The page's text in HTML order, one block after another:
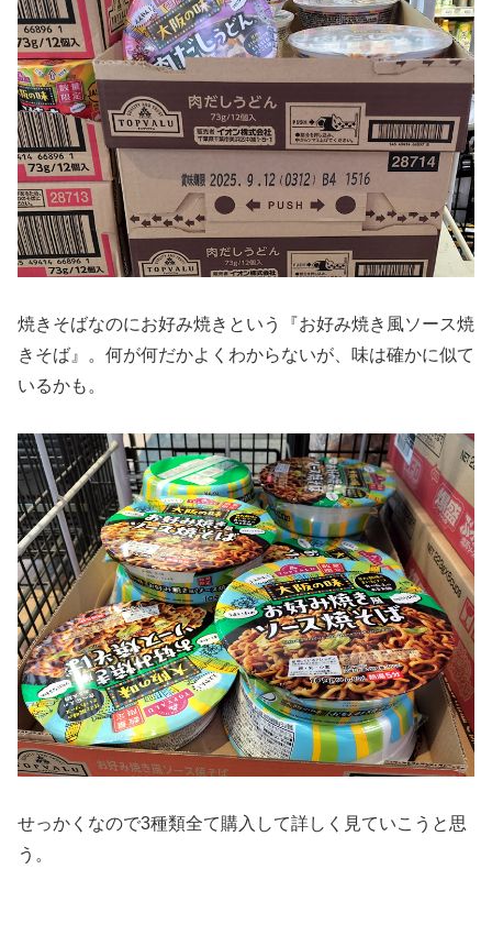
焼きそばなのにお好み焼きという『お好み焼き風ソース焼
きそば』。何が何だかよくわからないが、味は確かに似て
いるかも。
せっかくなので3種類全て購入して詳しく見ていこうと思
う。